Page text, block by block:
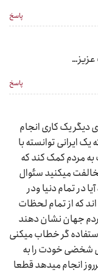
پاسخ
پاسخ
دیگر یک کاری انجام
ایرانی توانسته با
مردم کمک کند که
میکنید سئوال
در تمام دنیا ودر
که از تمام لحظات
مردم جهان نشان دهند
گر خطاب میکنی
شخضی خودت را به
انجام میدهد قطعا